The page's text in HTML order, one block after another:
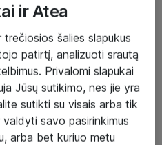
ir Atea
šalies slapukus
patirtį, analizuoti srautą
Privalomi slapukai
Jūsų sutikimo, nes jie yra
sutikti su visais arba tik
savo pasirinkimus
arba bet kuriuo metu